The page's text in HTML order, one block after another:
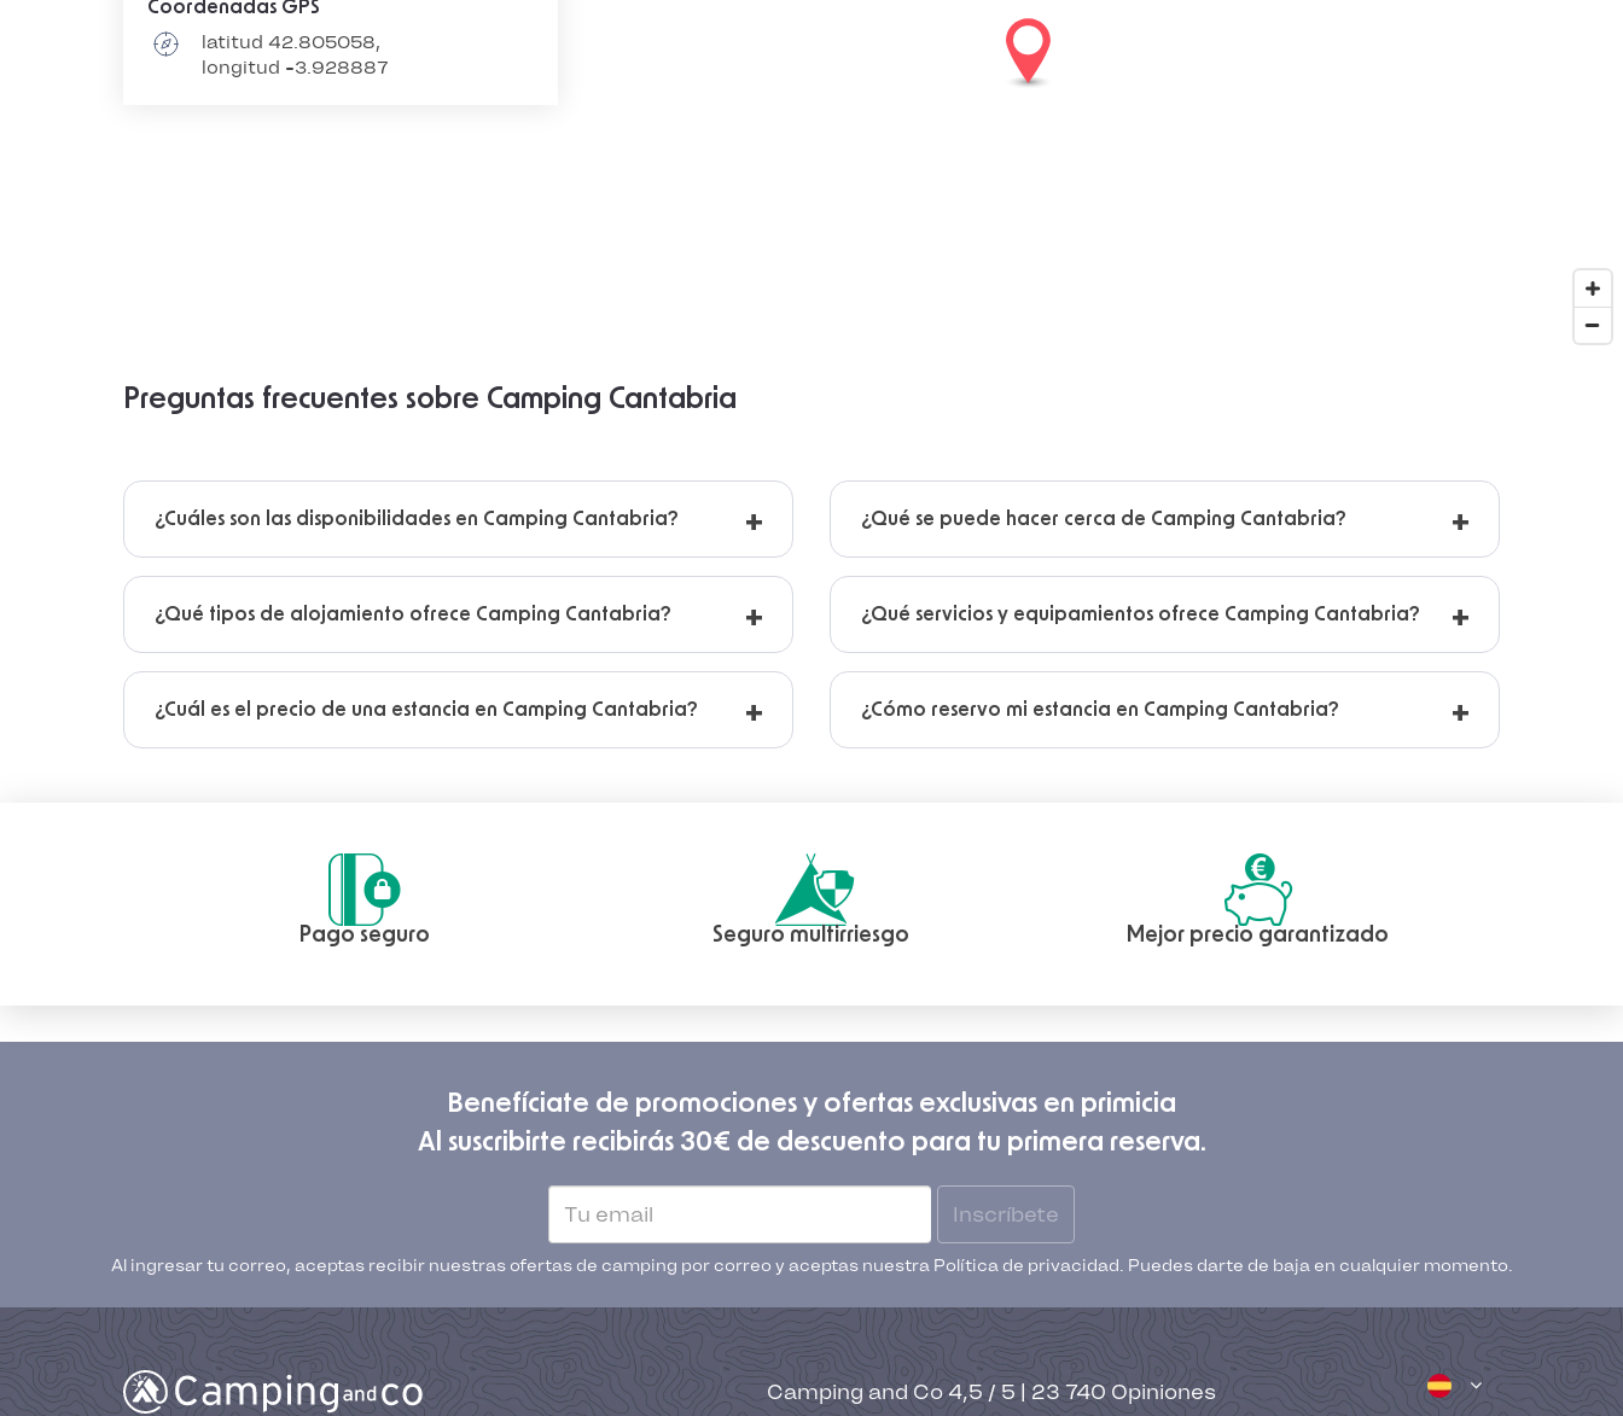
Coordenadas GPS
latitud 42.805058,
longitud -3.928887
Preguntas frecuentes sobre Camping Cantabria
¿Cuáles son las disponibilidades en Camping Cantabria?
¿Qué tipos de alojamiento ofrece Camping Cantabria?
¿Cuál es el precio de una estancia en Camping Cantabria?
¿Qué se puede hacer cerca de Camping Cantabria?
¿Qué servicios y equipamientos ofrece Camping Cantabria?
¿Cómo reservo mi estancia en Camping Cantabria?
Pago seguro Seguro multirriesgo Mejor precio garantizado
Benefíciate de promociones y ofertas exclusivas en primicia
Al suscribirte recibirás 30€ de descuento para tu primera reserva.
Inscríbete
Al ingresar tu correo, aceptas recibir nuestras ofertas de camping por correo y aceptas nuestra Política de privacidad. Puedes darte de baja en cualquier momento.
Camping and Co 4,5/ 5 23 740Opiniones